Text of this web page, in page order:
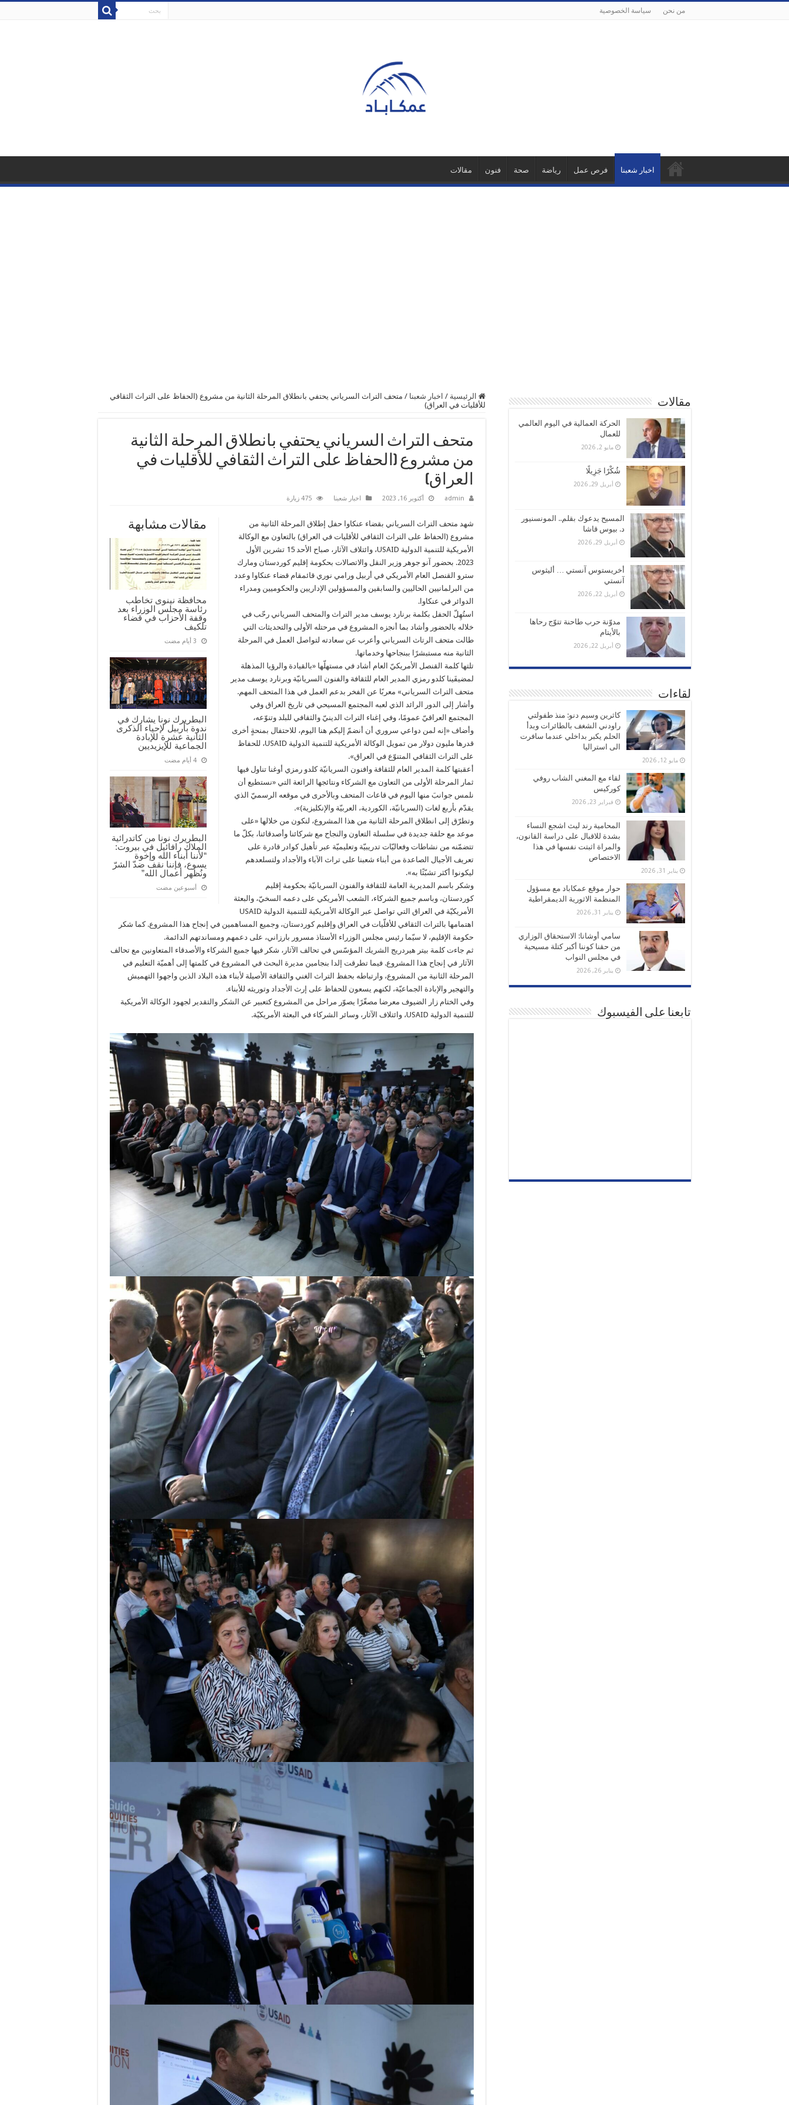
من نحن سياسة الخصوصية
اخبار شعبنا فرص عمل رياضة صحة فنون مقالات
الرئيسية / اخبار شعبنا / متحف التراث السرياني يحتفي بانطلاق المرحلة الثانية من مشروع (الحفاظ على التراث الثقافي
للأقليات في العراق)
متحف التراث السرياني يحتفي بانطلاق المرحلة الثانية
من مشروع (الحفاظ على التراث الثقافي للأقليات في
العراق)
admin أكتوبر 16, 2023 اخبار شعبنا 475 زيارة
مقالات مشابهة
محافظة نينوى تخاطب
رئاسة مجلس الوزراء بعد
وقفة الأحزاب في قضاء
تلكيف
البطريرك نونا يشارك في
ندوة بأربيل لإحياء الذكرى
الثانية عشرة للإبادة
الجماعية للإيزيديين
البطريرك نونا من كاتدرائية
الملاك رافائيل في بيروت:
“لأننا أبناء الله وإخوة
يسوع، فإننا نقف ضدّ الشرّ
ونُظهر أعمال الله”
‏أسبوعين مضت
شهد متحف التراث السرياني بقضاء عنكاوا حفل إطلاق المرحلة الثانية من
مشروع (الحفاظ على التراث الثقافي للأقليات في العراق) بالتعاون مع الوكالة
الأمريكية للتنمية الدولية USAID، وائتلاف الآثار، صباح الأحد 15 تشرين الأول
2023. بحضور آنو جوهر وزير النقل والاتصالات بحكومة إقليم كوردستان ومارك
سترو القنصل العام الأمريكي في أربيل ورامي نوري قائمقام قضاء عنكاوا وعدد
من البرلمانيين الحاليين والسابقين والمسؤولين الإداريين والحكوميين ومدراء
الدوائر في عنكاوا.
استُهِلّ الحفل بكلمة برنارد يوسف مدير التراث والمتحف السرياني رحّب في
خلاله بالحضور وأشاد بما أنجزه المشروع في مرحتله الأولى والتحديثات التي
طالت متحف الرتاث السرياني وأعرب عن سعادته لتواصل العمل في المرحلة
الثانية منه مستبشرًا ببنجاحها وخدماتها.
تلتها كلمة القنصل الأمريكيّ العام أشاد في مستهلّها «بالقيادة والرؤيا المذهلة
لمضيفَينا كلدو رمزي المدير العام للثقافة والفنون السريانيّة وبرنارد يوسف مدير
متحف التراث السرياني» معربًا عن الفخر بدعم العمل في هذا المتحف المهم.
وأشار إلى الدور الرائد الذي لعبه المجتمع المسيحي في تاريخ العراق وفي
المجتمع العراقيّ عمومًا، وفي إغناء التراث الدينيّ والثقافي للبلد وتنوّعه،
وأضاف «إنه لمن دواعي سروري أن أنضمّ إليكم هنا اليوم، للاحتفال بمنحةٍ أخرى
قدرها مليون دولار من تمويل الوكالة الأمريكية للتنمية الدولية USAID، للحفاظ
على التراث الثقافي المتنوّع في العراق».
أعقبتها كلمة المدير العام للثقافة وافنون السريانيّة كلدو رمزي أوغنا تناول فيها
ثمار المرحلة الأولى من التعاون مع الشركاء ونتائجها الرائعة التي «نستطيع أن
نلمس جوانبَ منها اليوم في قاعات المتحف وبالأحرى في موقعه الرسميّ الذي
يقدّم بأربع لغات (السريانيّة، الكوردية، العربيّة والإنكليزية)».
وتطرّق إلى انطلاق المرحلة الثانية من هذا المشروع، لنكون من خلالها «على
موعد مع حلقة جديدة في سلسلة التعاون والنجاح مع شركائنا وأصدقائنا، بكلّ ما
تتضمّنه من نشاطات وفعاليّات تدريبيّة وتعليميّة عبر تأهيل كوادر قادرة على
تعريف الأجيال الصاعدة من أبناء شعبنا على تراث الآباء والأجداد ولتسلعدهم
ليكونوا أكثر تشبّثًا به».
وشكر باسم المديرية العامة للثقافة والفنون السريانيّة بحكومة إقليم
كوردستان، وباسم جميع الشركاء، الشعب الأمريكي على دعمه السخيّ، والبعثة
الأمريكيّة في العراق التي تواصل عبر الوكالة الأمريكية للتنمية الدولية USAID
اهتمامها بالتراث الثقافي للأقلّيات في العراق وإقليم كوردستان، وجميع المساهمين في إنجاح هذا المشروع. كما شكر
حكومة الإقليم، لا سيّما رئيس مجلس الوزراء الأستاذ مسرور بارزاني، على دعمهم ومساندتهم الدائمة.
ثم جاءت كلمة بيتر هيردريج الشريك المؤسّس في تحالف الآثار، شكر فيها جميع الشركاء والأصدقاء المتعاونين مع تحالف
الآثار في إنجاح هذا المشروع. فيما تطرقت إلدا بنجامين مديرة البحث في المشروع في كلمتها إلى أهميّة التعليم في
المرحلة الثانية من المشروع، وارتباطه بحفظ التراث الغني والثقافة الأصيلة لأبناء هذه البلاد الذين واجهوا التهميش
والتهجير والإبادة الجماعيّة، لكنهم يسعون للحفاظ على إرث الأجداد وتوريثه للأبناء.
وفي الختام زار الضيوف معرضا مصغّرًا يصوّر مراحل من المشروع كتعبير عن الشكر والتقدير لجهود الوكالة الأمريكية
للتنمية الدولية USAID، وائتلاف الآثار، وسائر الشركاء في البعثة الأمريكيّة.
مقالات
الحركة العمالية في اليوم العالمي
للعمال
مايو 2, 2026
شُكْرًا جَزِيلًا
أبريل 29, 2026
المسيح يدعوك بقلم.. المونسنيور
د. بيوس قاشا
أبريل 29, 2026
أخريستوس آنستي … أليثوس
آنستي
أبريل 22, 2026
مدوّنة حرب طاحنة تتوّج رحاها
بالأيتام
أبريل 22, 2026
لقاءات
كاثرين وسيم دنو: منذ طفولتي
راودني الشغف بالطائرات وبدأ
الحلم يكبر بداخلي عندما سافرت
الى استراليا
مايو 12, 2026
لقاء مع المغني الشاب روفي
كوركيس
فبراير 23, 2026
المحامية رند ليث اشجع النساء
بشدة للاقبال على دراسة القانون،
والمراة اثبتت نفسها في هذا
الاختصاص
يناير 31, 2026
حوار موقع عمكاباد مع مسؤول
المنظمة الاثورية الديمقراطية
يناير 31, 2026
سامي أوشانا: الاستحقاق الوزاري
من حقنا كوننا أكبر كتلة مسيحية
في مجلس النواب
يناير 26, 2026
تابعنا على الفيسبوك